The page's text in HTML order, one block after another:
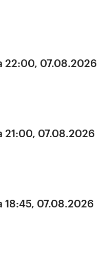
22:00, 07.08.2026
21:00, 07.08.2026
18:45, 07.08.2026